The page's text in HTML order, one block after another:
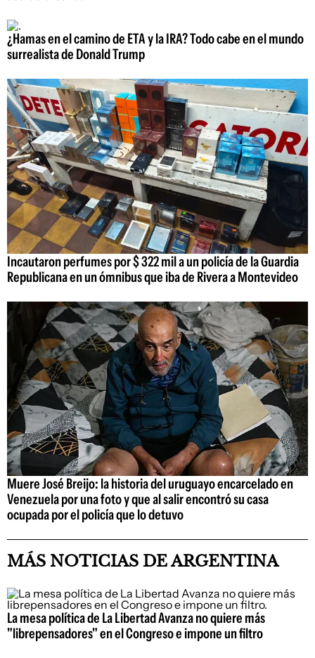
¿Hamas en el camino de ETA y la IRA? Todo cabe en el mundo
surrealista de Donald Trump
Incautaron perfumes por $ 322 mil a un policía de la Guardia
Republicana en un ómnibus que iba de Rivera a Montevideo
Muere José Breijo: la historia del uruguayo encarcelado en
Venezuela por una foto y que al salir encontró su casa
ocupada por el policía que lo detuvo
MÁS NOTICIAS DE ARGENTINA
La mesa política de La Libertad Avanza no quiere más
"librepensadores" en el Congreso e impone un filtro